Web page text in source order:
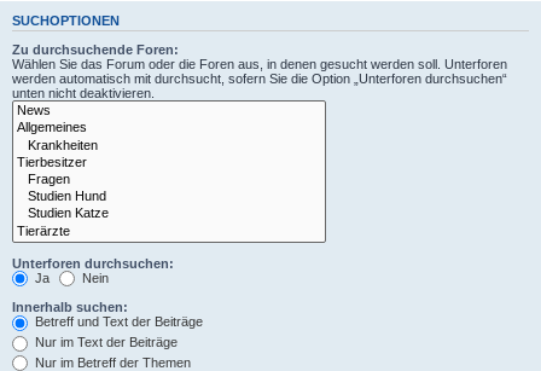
SUCHOPTIONEN
Zu durchsuchende Foren:
Wählen Sie das Forum oder die Foren aus, in denen gesucht werden soll. Unterforen
werden automatisch mit durchsucht, sofern Sie die Option „Unterforen durchsuchen“
unten nicht deaktivieren.
Unterforen durchsuchen:
Ja
Nein
Innerhalb suchen:
Betreff und Text der Beiträge
Nur im Text der Beiträge
Nur im Betreff der Themen